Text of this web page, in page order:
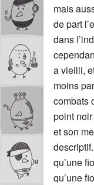
mais
de part
dans
a vieilli,
moins
combats
point
et son
qu’une
qu’une